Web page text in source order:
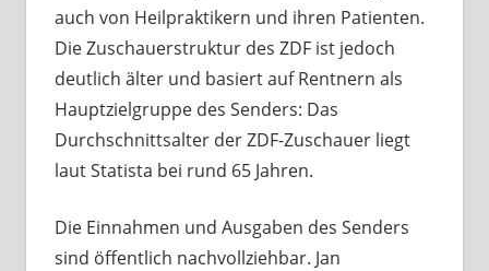
auch von Heilpraktikern und ihren Patienten.
Die Zuschauerstruktur des ZDF ist jedoch
deutlich älter und basiert auf Rentnern als
Hauptzielgruppe des Senders: Das
Durchschnittsalter der ZDF-Zuschauer liegt
laut Statista bei rund 65 Jahren.
Die Einnahmen und Ausgaben des Senders
sind öffentlich nachvollziehbar. Jan